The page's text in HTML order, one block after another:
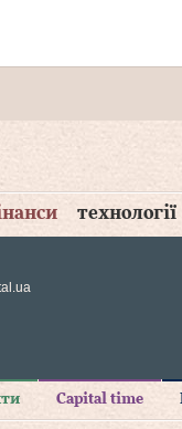
технології
Capital time